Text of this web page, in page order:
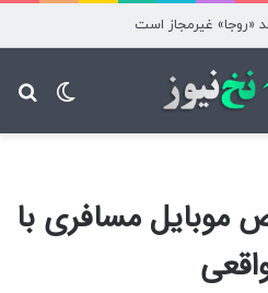
«روجا» غیرمجاز است
موبایل مسافری با